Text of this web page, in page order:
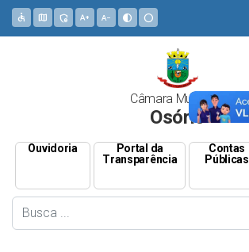
accessible map admin_panel_settings text_increase text_decrease contrast circle
Câmara Municipal
Osório
Ouvidoria
Portal da
Transparência
Contas
Públicas